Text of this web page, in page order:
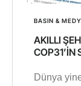
BASIN &
AKILLI
COP31’İN
Dünya